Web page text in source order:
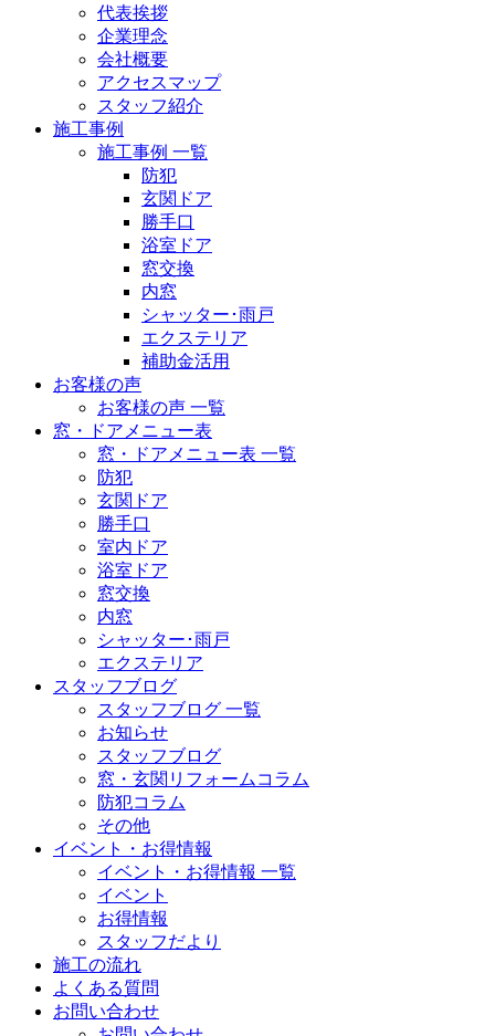
代表挨拶
企業理念
会社概要
アクセスマップ
スタッフ紹介
施工事例
施工事例 一覧
防犯
玄関ドア
勝手口
浴室ドア
窓交換
内窓
シャッター･雨戸
エクステリア
補助金活用
お客様の声
お客様の声 一覧
窓・ドアメニュー表
窓・ドアメニュー表 一覧
防犯
玄関ドア
勝手口
室内ドア
浴室ドア
窓交換
内窓
シャッター･雨戸
エクステリア
スタッフブログ
スタッフブログ 一覧
お知らせ
スタッフブログ
窓・玄関リフォームコラム
防犯コラム
その他
イベント・お得情報
イベント・お得情報 一覧
イベント
お得情報
スタッフだより
施工の流れ
よくある質問
お問い合わせ